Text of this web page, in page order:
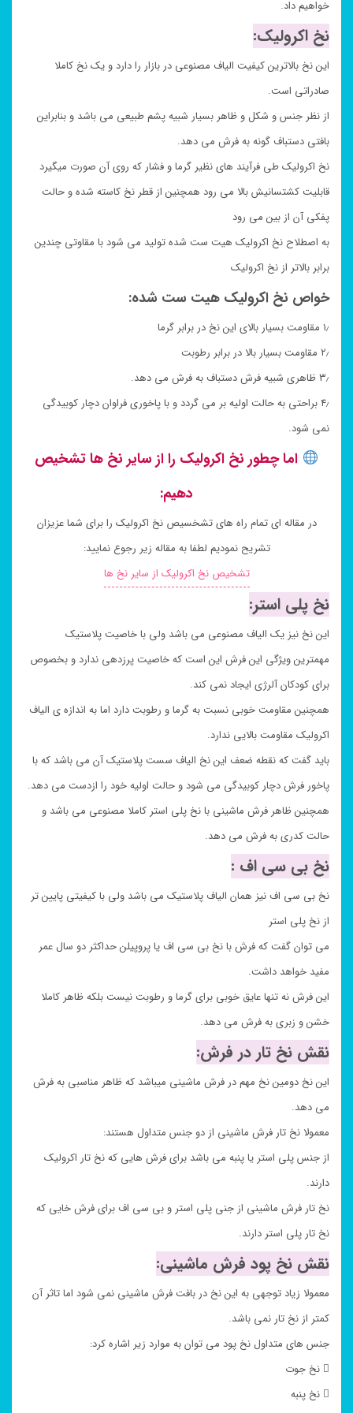
خواهیم داد.
نخ اکرولیک:
این نخ بالاترین کیفیت الیاف مصنوعی در بازار را دارد و یک نخ کاملا
صادراتی است.
از نظر جنس و شکل و ظاهر بسیار شبیه پشم طبیعی می باشد و بنابراین
بافتی دستباف گونه به فرش می دهد.
نخ اکرولیک طی فرآیند های نظیر گرما و فشار که روی آن صورت میگیرد
قابلیت کشتسانیش بالا می رود همچنین از قطر نخ کاسته شده و حالت
پفکی آن از بین می رود
به اصطلاح نخ اکرولیک هیت ست شده تولید می شود با مقاوتی چندین
برابر بالاتر از نخ اکرولیک
خواص نخ اکرولیک هیت ست شده:
۱٫ مقاومت بسیار بالای این نخ در برابر گرما
۲٫ مقاومت بسیار بالا در برابر رطوبت
۳٫ ظاهری شبیه فرش دستباف به فرش می دهد.
۴٫ براحتی به حالت اولیه بر می گردد و با پاخوری فراوان دچار کوبیدگی
نمی شود.
اما چطور نخ اکرولیک را از سایر نخ ها تشخیص
دهیم:
در مقاله ای تمام راه های تشخسیص نخ اکرولیک را برای شما عزیزان
تشریح نمودیم لطفا به مقاله زیر رجوع نمایید:
تشخیص نخ اکرولیک از سایر نخ ها
نخ پلی استر:
این نخ نیز یک الیاف مصنوعی می باشد ولی با خاصیت پلاستیک
مهمترین ویژگی این فرش این است که خاصیت پرزدهی ندارد و بخصوص
برای کودکان آلرژی ایجاد نمی کند.
همچنین مقاومت خوبی نسبت به گرما و رطوبت دارد اما به اندازه ی الیاف
اکرولیک مقاومت بالایی ندارد.
باید گفت که نقطه ضعف این نخ الیاف سست پلاستیک آن می باشد که با
پاخور فرش دچار کوبیدگی می شود و حالت اولیه خود را ازدست می دهد.
همچنین ظاهر فرش ماشینی با نخ پلی استر کاملا مصنوعی می باشد و
حالت کدری به فرش می دهد.
نخ بی سی اف :
نخ بی سی اف نیز همان الیاف پلاستیک می باشد ولی با کیفیتی پایین تر
از نخ پلی استر
می توان گفت که فرش با نخ بی سی اف یا پروپیلن حداکثر دو سال عمر
مفید خواهد داشت.
این فرش نه تنها عایق خوبی برای گرما و رطوبت نیست بلکه ظاهر کاملا
خشن و زبری به فرش می دهد.
نقش نخ تار در فرش:
این نخ دومین نخ مهم در فرش ماشینی میباشد که ظاهر مناسبی به فرش
می دهد.
معمولا نخ تار فرش ماشینی از دو جنس متداول هستند:
از جنس پلی استر یا پنبه می باشد برای فرش هایی که نخ تار اکرولیک
دارند.
نخ تار فرش ماشینی از جنی پلی استر و بی سی اف برای فرش خایی که
نخ تار پلی استر دارند.
نقش نخ پود فرش ماشینی:
معمولا زیاد توجهی به این نخ در بافت فرش ماشینی نمی شود اما تاثر آن
کمتر از نخ تار نمی باشد.
جنس های متداول نخ پود می توان به موارد زیر اشاره کرد:
 نخ جوت
 نخ پنبه